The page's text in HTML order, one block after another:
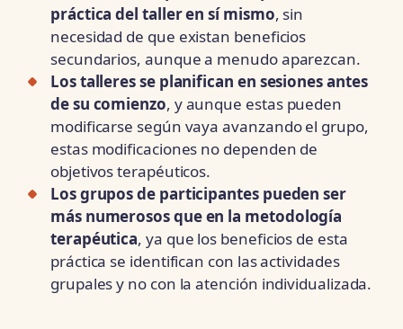
práctica del taller en sí mismo, sin
necesidad de que existan beneficios
secundarios, aunque a menudo aparezcan.
Los talleres se planifican en sesiones antes
de su comienzo, y aunque estas pueden
modificarse según vaya avanzando el grupo,
estas modificaciones no dependen de
objetivos terapéuticos.
Los grupos de participantes pueden ser
más numerosos que en la metodología
terapéutica, ya que los beneficios de esta
práctica se identifican con las actividades
grupales y no con la atención individualizada.